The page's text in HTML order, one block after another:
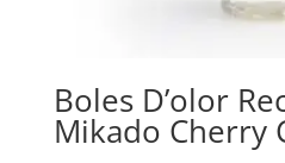
Boles D’olor
Mikado Cherry